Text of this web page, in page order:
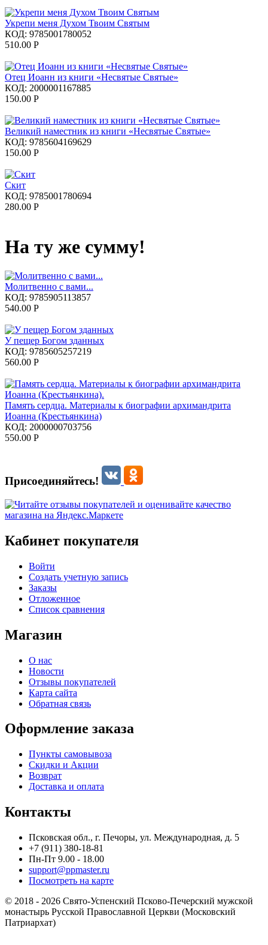
Укрепи меня Духом Твоим Святым
КОД: 9785001780052
510.00 Р
Отец Иоанн из книги «Несвятые Святые»
КОД: 2000001167885
150.00 Р
Великий наместник из книги «Несвятые Святые»
КОД: 9785604169629
150.00 Р
Скит
КОД: 9785001780694
280.00 Р
На ту же сумму!
Молитвенно с вами...
КОД: 9785905113857
540.00 Р
У пещер Богом зданных
КОД: 9785605257219
560.00 Р
Память сердца. Материалы к биографии архимандрита
Иоанна (Крестьянкина)
КОД: 2000000703756
550.00 Р
Присоединяйтесь!
Кабинет покупателя
Войти
Создать учетную запись
Заказы
Отложенное
Список сравнения
Магазин
О нас
Новости
Отзывы покупателей
Карта сайта
Обратная связь
Оформление заказа
Пункты самовывоза
Скидки и Акции
Возврат
Доставка и оплата
Контакты
Псковская обл., г. Печоры, ул. Международная, д. 5
+7 (911) 380-18-81
Пн-Пт 9.00 - 18.00
support@ppmaster.ru
Посмотреть на карте
© 2018 - 2026 Свято-Успенский Псково-Печерский мужской
монастырь Русской Православной Церкви (Московский
Патриархат)